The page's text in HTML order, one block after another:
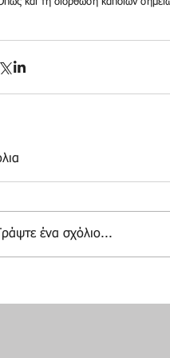
Γράψτε ένα σχόλιο...